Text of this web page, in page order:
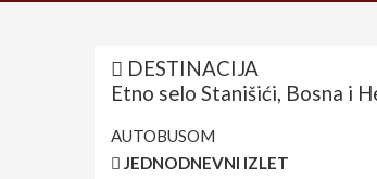
DESTINACIJA
Etno selo Stanišići, Bosna i
AUTOBUSOM
JEDNODNEVNI IZLET